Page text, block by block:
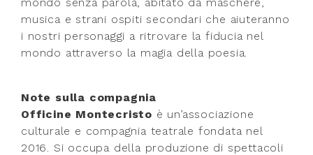
musica e strani ospiti secondari che aiuteranno
i nostri personaggi a ritrovare la fiducia nel
mondo attraverso la magia della poesia.
Note sulla compagnia
Officine Montecristo è un’associazione
culturale e compagnia teatrale fondata nel
2016. Si occupa della produzione di spettacoli